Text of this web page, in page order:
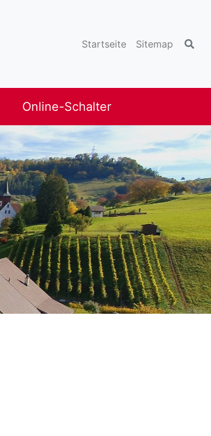
Startseite Sitemap
Online-Schalter